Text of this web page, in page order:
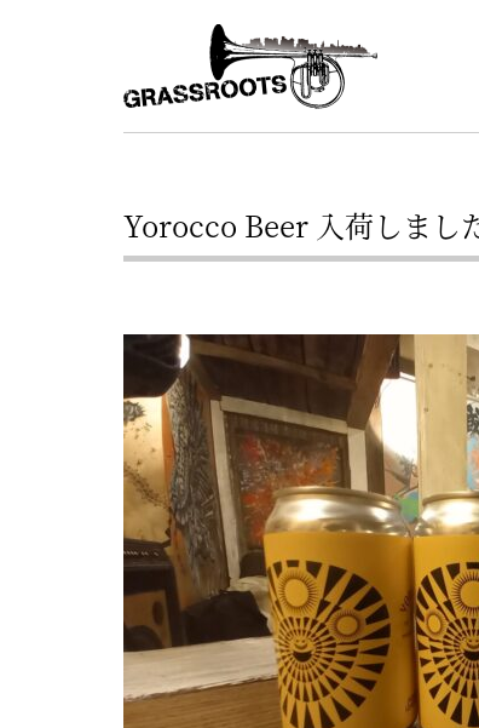
浜
グ
ス
ル
ツ
–
YOKOHAMA
Grassroots
–
駅
北
口
か
徒
歩
約
3
分・
鶴
屋
町
に
あ
Yorocco Beer 入荷しまし